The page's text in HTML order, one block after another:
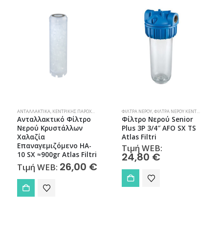
ΑΝΤΑΛΛΑΚΤΙΚΆ, ΚΕΝΤΡΙΚΉΣ ΠΑΡΟΧΉΣ ΦΊΛΤΡΑ ΝΕΡΟΎ
Ανταλλακτικό Φίλτρο
Νερού Κρυστάλλων
Χαλαζία
Επαναγεμιζόμενo HA-
10 SX ≈900gr Atlas Filtri
Τιμή WEB: 26,00 €
ΦΊΛΤΡΑ ΝΕΡΟΎ,ΦΊΛΤΡΑ ΝΕΡΟΎ ΚΕΝΤΡΙΚΉΣ ΠΑΡΟΧΉΣ
Φίλτρο Νερού Senior
Plus 3P 3/4″ AFO SX TS
Atlas Filtri
Τιμή WEB:
24,80 €